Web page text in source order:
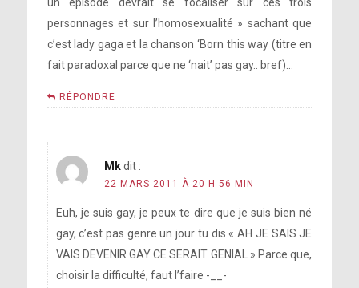
personnages et sur l’homosexualité » sachant que
c’est lady gaga et la chanson ‘Born this way (titre en
fait paradoxal parce que ne ‘nait’ pas gay.. bref)…
RÉPONDRE
Mk dit :
22 MARS 2011 À 20 H 56 MIN
Euh, je suis gay, je peux te dire que je suis bien né
gay, c’est pas genre un jour tu dis « AH JE SAIS JE
VAIS DEVENIR GAY CE SERAIT GENIAL » Parce que,
choisir la difficulté, faut l’faire -__-